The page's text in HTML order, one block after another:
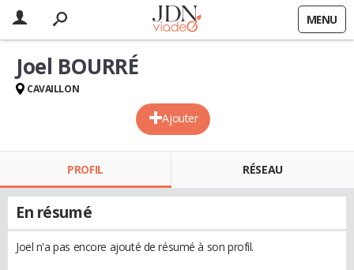
MENU
Ajouter
Joel BOURRÉ
CAVAILLON
PROFIL RÉSEAU
En résumé
Joel n'a pas encore ajouté de résumé à son profil.